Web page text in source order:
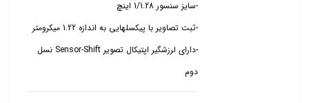
-ثبت تصاویر با پیکسلهایی به اندازه 1.22 میکرومتر
-دارای لرزشگیر اپتیکال تصویر Sensor-Shift نسل
دوم